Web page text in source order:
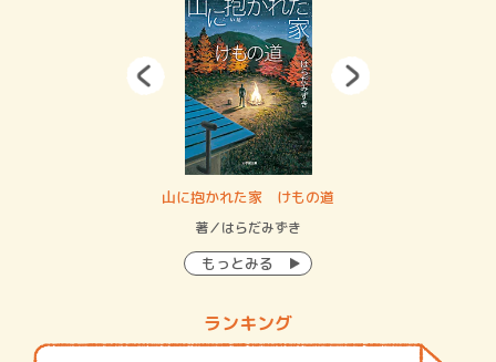
山に抱かれた家 けもの道
著／はらだみずき
もっとみる
ランキング